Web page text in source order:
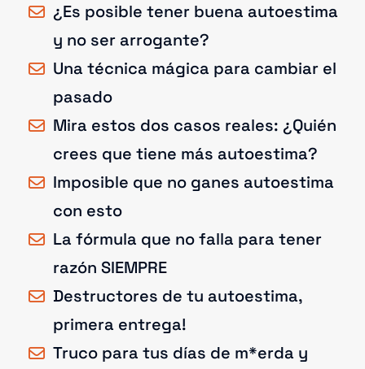
¿Es posible tener buena autoestima
y no ser arrogante?
Una técnica mágica para cambiar el
pasado
Mira estos dos casos reales: ¿Quién
crees que tiene más autoestima?
Imposible que no ganes autoestima
con esto
La fórmula que no falla para tener
razón SIEMPRE
Destructores de tu autoestima,
primera entrega!
Truco para tus días de m*erda y